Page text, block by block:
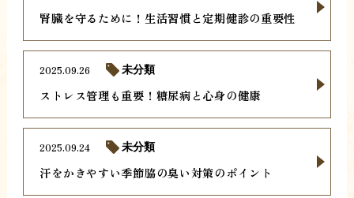
腎臓を守るために！生活習慣と定期健診の重要性
ストレス管理も重要！糖尿病と心身の健康
2025.09.26 未分類
汗をかきやすい季節脇の臭い対策のポイント
2025.09.24 未分類